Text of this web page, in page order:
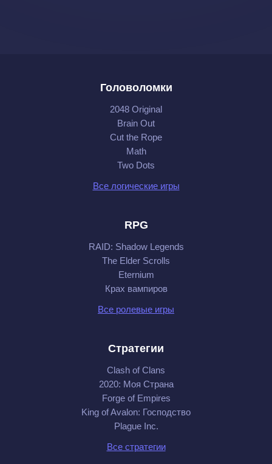
Головоломки
2048 Original
Brain Out
Cut the Rope
Math
Two Dots
Все логические игры
RPG
RAID: Shadow Legends
The Elder Scrolls
Eternium
Крах вампиров
Все ролевые игры
Стратегии
Clash of Clans
2020: Моя Cтрана
Forge of Empires
King of Avalon: Господство
Plague Inc.
Все стратегии